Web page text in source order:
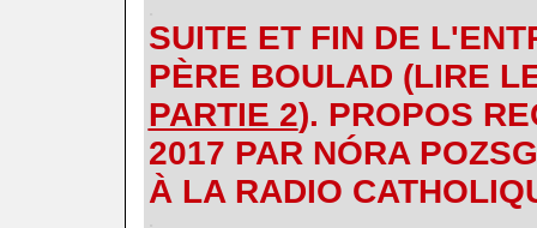
SUITE ET FIN DE
PÈRE BOULAD (LIRE
PARTIE 2). PROPOS
2017 PAR NÓRA
À LA RADIO